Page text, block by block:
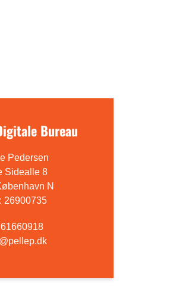
Bureau
Pedersen
Sidealle 8
N
26900735